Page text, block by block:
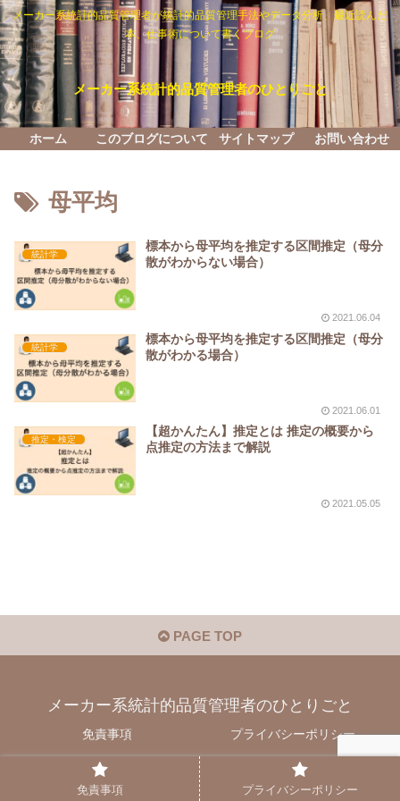
メーカー系統計的品質管理者が統計的品質管理手法やデータ分析、最近読んだ
本、仕事術について書くブログ
メーカー系統計的品質管理者のひとりごと
ホーム このブログについて サイトマップ お問い合わせ
母平均
統計学
標本から母平均を推定する区間推定（母分
散がわからない場合）
2021.06.04
統計学
標本から母平均を推定する区間推定（母分
散がわかる場合）
2021.06.01
推定・検定
【超かんたん】推定とは 推定の概要から
点推定の方法まで解説
2021.05.05
PAGE TOP
メーカー系統計的品質管理者のひとりごと
免責事項 プライバシーポリシー
© 2021 メーカー系統計的品質管理者のひとりごと.
免責事項 プライバシーポリシー